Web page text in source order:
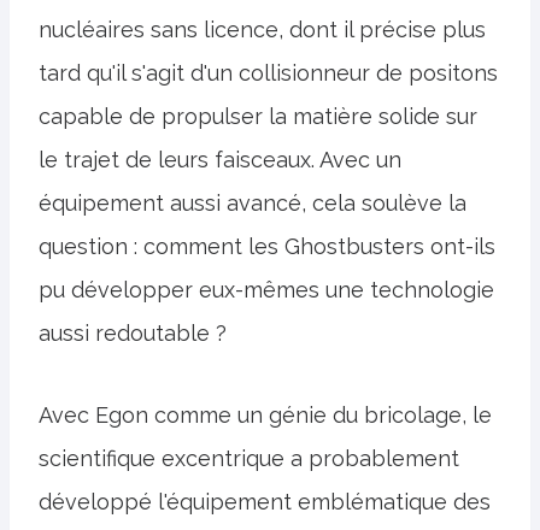
nucléaires sans licence, dont il précise plus
tard qu'il s'agit d'un collisionneur de positons
capable de propulser la matière solide sur
le trajet de leurs faisceaux. Avec un
équipement aussi avancé, cela soulève la
question : comment les Ghostbusters ont-ils
pu développer eux-mêmes une technologie
aussi redoutable ?
Avec Egon comme un génie du bricolage, le
scientifique excentrique a probablement
développé l'équipement emblématique des